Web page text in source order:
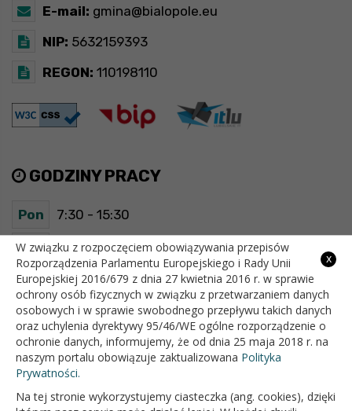
E-mail: gmina@bialopole.eu
NIP: 5632159393
REGON: 110198110
GODZINY PRACY
Pon 7:30 - 15:30
Wt 7:30 - 15:30
Śr 7:30 - 15:30
Czw 7:30 - 15:30
Pt 7:30 - 15:30
OFICJALNY SERWIS INTERNETOWY GMINY BIAŁOPOLE
x
W związku z rozpoczęciem obowiązywania przepisów
Rozporządzenia Parlamentu Europejskiego i Rady Unii
Europejskiej 2016/679 z dnia 27 kwietnia 2016 r. w sprawie
ochrony osób fizycznych w związku z przetwarzaniem danych
osobowych i w sprawie swobodnego przepływu takich danych
oraz uchylenia dyrektywy 95/46/WE ogólne rozporządzenie o
ochronie danych, informujemy, że od dnia 25 maja 2018 r. na
naszym portalu obowiązuje zaktualizowana Polityka
Prywatności.
Na tej stronie wykorzystujemy ciasteczka (ang. cookies), dzięki